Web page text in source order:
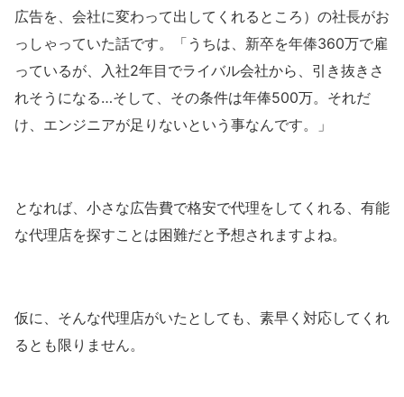
広告を、会社に変わって出してくれるところ）の社長がお
っしゃっていた話です。「うちは、新卒を年俸360万で雇
っているが、入社2年目でライバル会社から、引き抜きさ
れそうになる…そして、その条件は年俸500万。それだ
け、エンジニアが足りないという事なんです。」
となれば、小さな広告費で格安で代理をしてくれる、有能
な代理店を探すことは困難だと予想されますよね。
仮に、そんな代理店がいたとしても、素早く対応してくれ
るとも限りません。